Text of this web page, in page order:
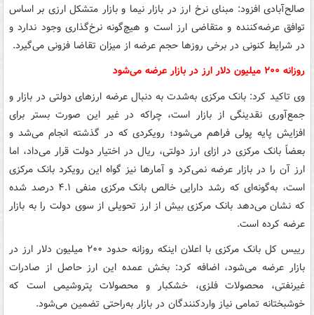
صالح‌آبادی افزود: مبنای نرخ ارز در بازار نیما و بازار متشکل ارزی بر اساس
توافق عرضه‌کننده و متقاضی ارز است و هیچ‌گونه نرخ‌گذاری وجود ندارد و
در شرایط کنونی در برخی روزها حجم عرضه از میزان تقاضا فزونی می‌گیرد.
روزانه ۲۰۰ میلیون دلار ارز در بازار عرضه می‌شود
وی تاکید کرد: بانک مرکزی به‌شدت به دنبال عرضه ارزهای دولتی در بازار و
جمع‌آوری نقدینگی از بازار است، چراکه در غیر این صورت بستر برای
افزایش پایه پولی فراهم می‌شود؛ رویکردی که در گذشته انجام می‌شد و
بعضاً بانک مرکزی در ازای ارز دولتی، ریال در اختیار دولت قرار می‌داد، اما
ارز آن را در بازار عرضه نمی‌کرد و آمارها نیز گواه این رویکرد بانک مرکزی
است، به‌گونه‌ای که رشد دارایی خالص بانک مرکزی منفی ۴.۱ درصد شده
که نشان می‌دهد بانک مرکزی بیش از ارز تحویلی از سوی دولت را به بازار
عرضه کرده است.
رییس کل بانک مرکزی با اعلان اینکه روزانه حدود ۲۰۰ میلیون دلار ارز در
بازار عرضه می‌شود، اضافه کرد: بخش عمده این ارز حاصل از صادرات
غیرنفتی، محصولات فلزی، خشکبار و محصولات پتروشیمی است که
خوشبختانه تمامی نیاز واردکنندگان در بازار به‌راحتی تضمین می‌شود.